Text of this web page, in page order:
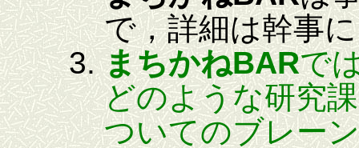
で，詳細は幹事
まちかねBARで
どのような研究
ついてのブレー